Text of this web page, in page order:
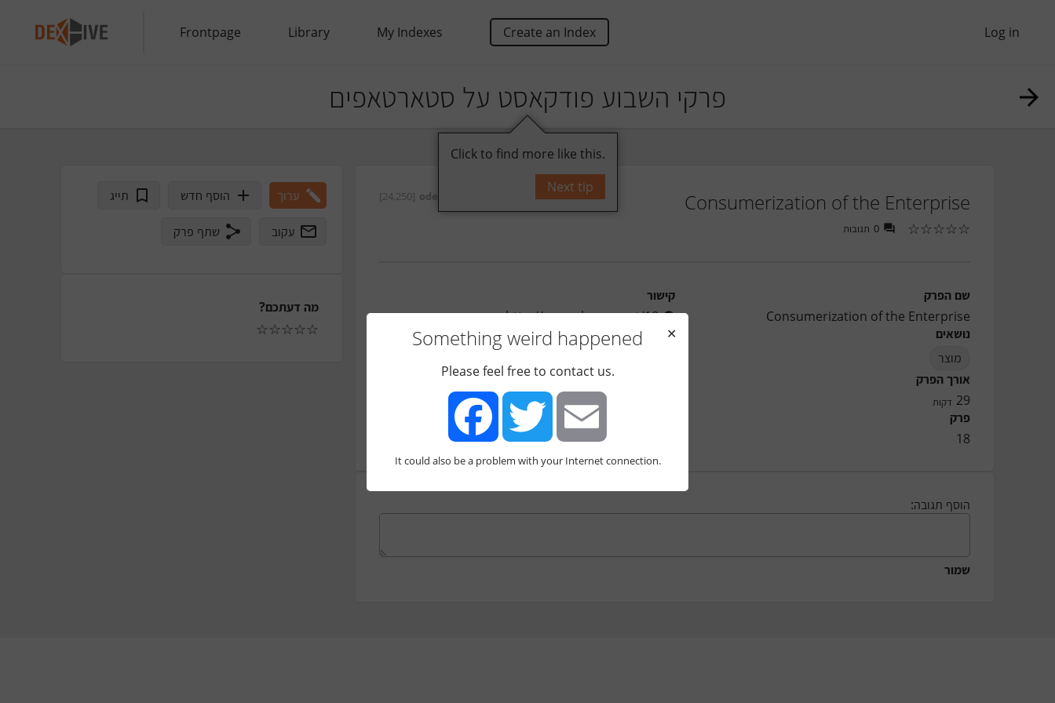
Frontpage Library My Indexes Create an Index Log in
פרקי השבוע פודקאסט על סטארטאפים
Consumerization of the Enterprise
oded
[24,250]
☆
☆
☆
☆
☆
0 תגובות
שם הפרק
Consumerization of the Enterprise
קישור
http://www.shavua.net/18
נושאים
מוצר
אורחים
מתן נתנזון, קופאונדר ב InPact
אורך הפרק
29 דקות
פרק
18
הוסף תגובה:
שמור
ערוך הוסף חדש תייג
עקוב שתף פרק
מה דעתכם?
☆
☆
☆
☆
☆ Something weird happened ✕
Please feel free to contact us.
FacebookTwitter Email
It could also be a problem with your Internet connection.
Click to find more like this.
Next tip